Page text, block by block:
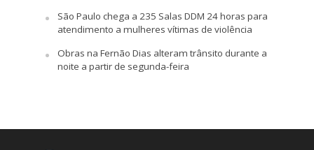
São Paulo chega a 235 Salas DDM 24 horas para
atendimento a mulheres vítimas de violência
Obras na Fernão Dias alteram trânsito durante a
noite a partir de segunda-feira